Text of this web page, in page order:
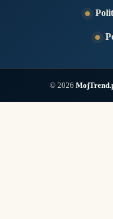
© 2026